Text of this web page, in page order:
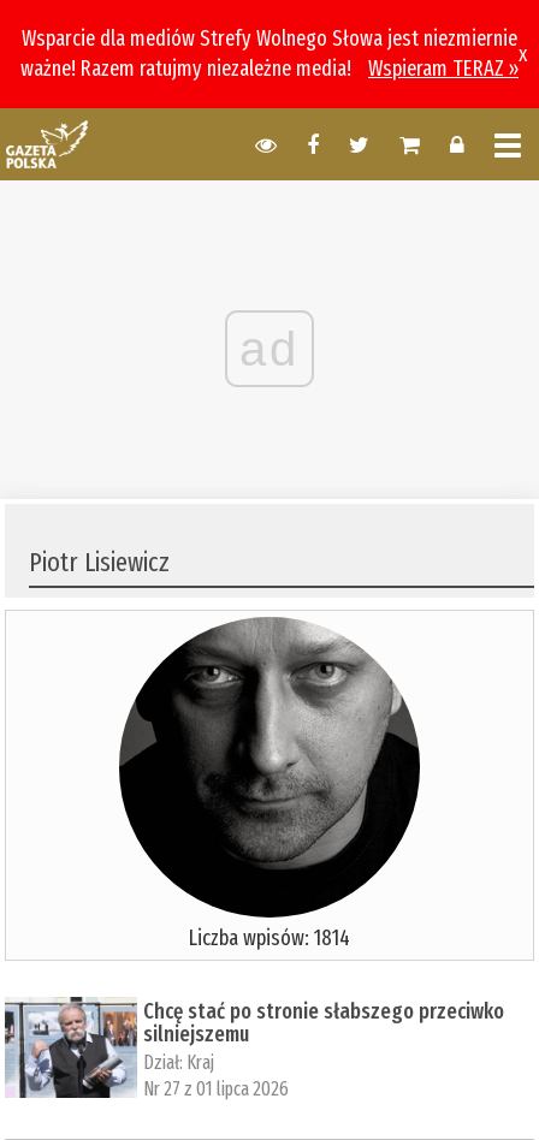
Wsparcie dla mediów Strefy Wolnego Słowa jest niezmiernie
ważne! Razem ratujmy niezależne media!
Wspieram TERAZ »
x
ad
Piotr Lisiewicz
Liczba wpisów: 1814
Chcę stać po stronie słabszego przeciwko
silniejszemu
Dział: Kraj
Nr 27 z 01 lipca 2026